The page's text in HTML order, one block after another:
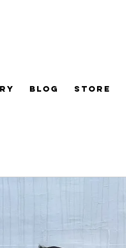
BLOG STORE